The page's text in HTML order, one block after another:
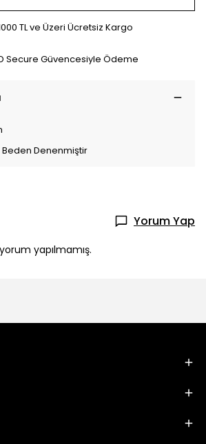
TL ve Üzeri Ücretsiz Kargo
Secure Güvencesiyle Ödeme
Denenmiştir
Yorum Yap
yapılmamış.